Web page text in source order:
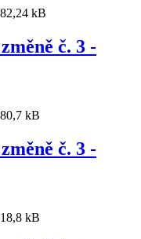
kB
č. 3 -
kB
č. 3 -
kB